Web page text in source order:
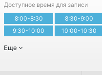
Доступное время для записи
8:00-8:30
8:30-9:00
9:30-10:00
10:00-10:30
Еще